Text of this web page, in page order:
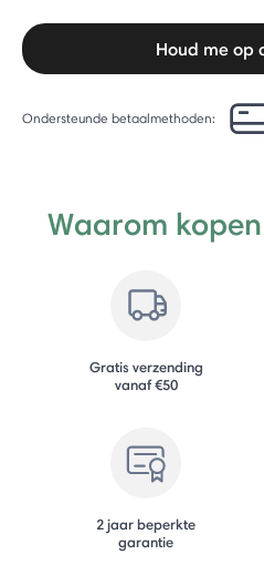
Houd me op
Ondersteunde betaalmethoden:
Waarom
Gratis verzending
vanaf €50
2 jaar beperkte
garantie